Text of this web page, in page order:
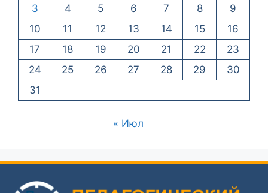
3
4 5 6 7 8
9
10
11 12 13 14 15
16
17
18 19 20 21 22
23
24
25 26 27 28 29
30
31
« Июл